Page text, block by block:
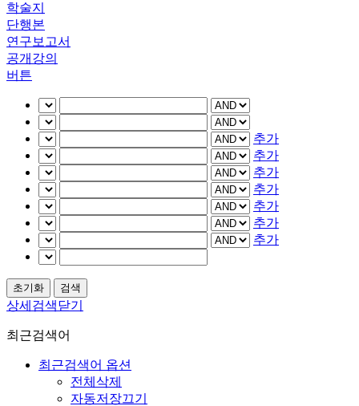
학술지
단행본
연구보고서
공개강의
버튼
추가
추가
추가
추가
추가
추가
추가
상세검색닫기
최근검색어
최근검색어 옵션
전체삭제
자동저장끄기